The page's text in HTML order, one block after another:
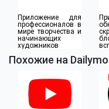
Приложение для
профессионалов в
мире творчества и
начинающих
художников
Похожие на